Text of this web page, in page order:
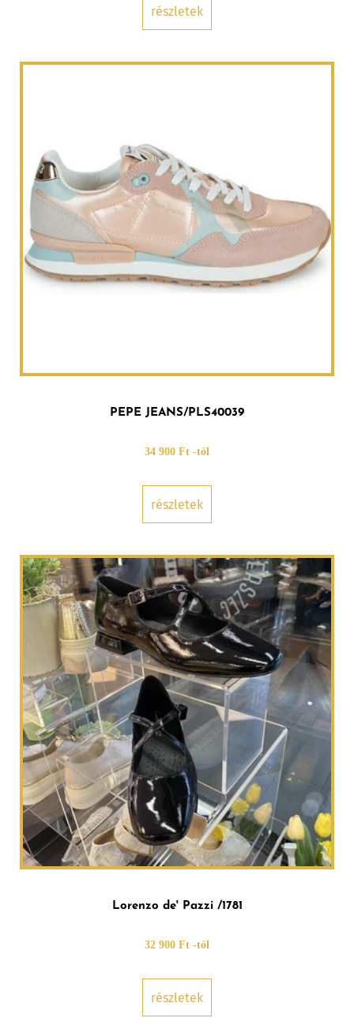
részletek
PEPE JEANS/PLS40039
34 900 Ft -tól
részletek
Lorenzo de' Pazzi /1781
32 900 Ft -tól
részletek